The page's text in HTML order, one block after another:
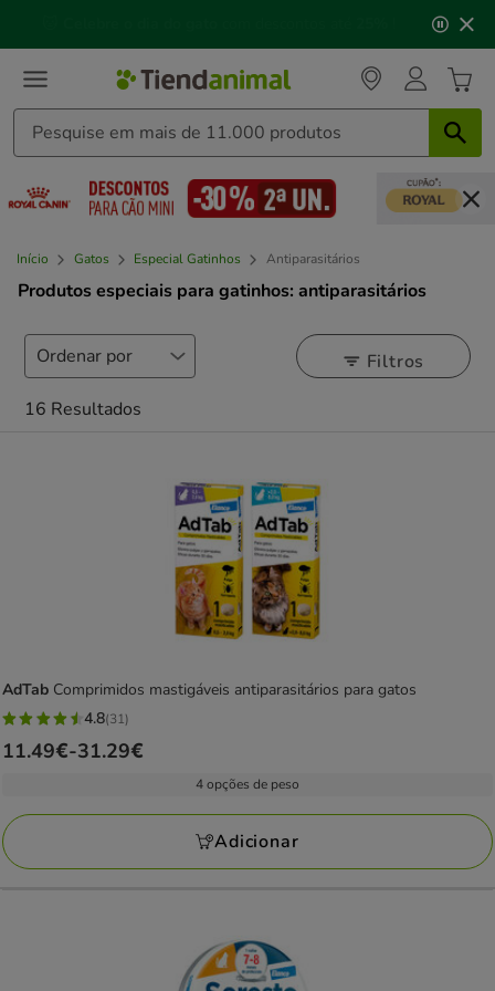
3,
mensagem,
Início Gatos Especial Gatinhos Antiparasitários
Produtos especiais para gatinhos: antiparasitários
Filtros
16 Resultados
AdTab Comprimidos mastigáveis antiparasitários para gatos
4.8
estrelas
31
avaliações
4.8(31)
Preço
a
31.29€
11.49€-31.29€
4 opções de peso
Adicionar